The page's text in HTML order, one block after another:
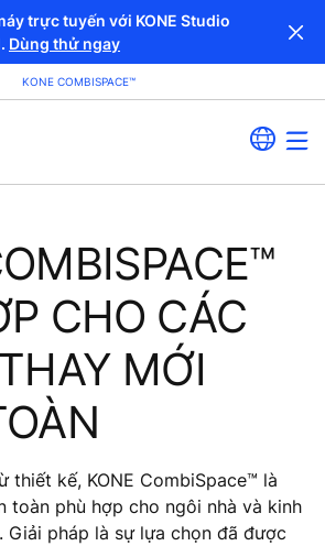
trực tuyến với KONE Studio
Dùng thử ngay
KONE COMBISPACE™
CHO CÁC
MỚI
thiết kế, KONE CombiSpace™ là
toàn phù hợp cho ngôi nhà và kinh
Giải pháp là sự lựa chọn đã được